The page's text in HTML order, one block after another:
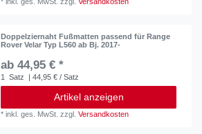
Doppelziernaht Fußmatten passend für Range
Rover Velar Typ L560 ab Bj. 2017-
ab 44,95 € *
1 Satz | 44,95 € / Satz
Artikel anzeigen
*inkl. ges. MwSt. zzgl.Versandkosten